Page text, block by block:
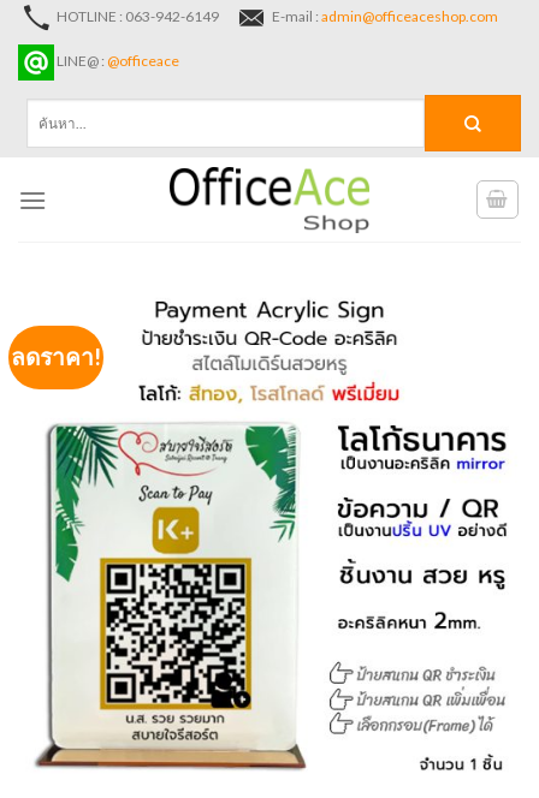
Skip
content
HOTLINE : 063-942-6149 E-mail : admin@officeaceshop.com
LINE@ : @officeace
ลดราคา!